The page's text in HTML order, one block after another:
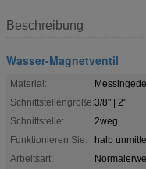
Beschreibung
Wasser-Magnetventil
Material:
Schnittstellengröße:3/8" | 2"
Schnittstelle:
2weg
Funktionieren Sie:
halb
Arbeitsart: